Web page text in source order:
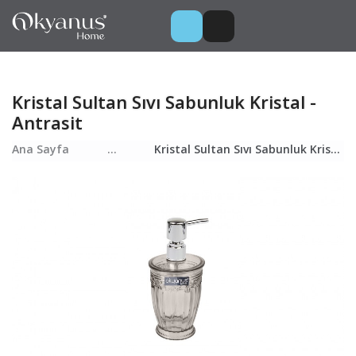
Kristal Sultan Sıvı Sabunluk Kristal -
Antrasit
Ana Sayfa ... Kristal Sultan Sıvı Sabunluk Kristal - Antrasit